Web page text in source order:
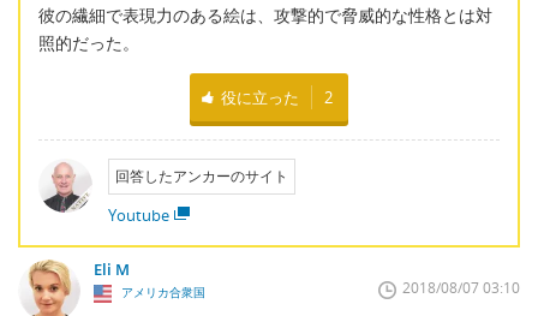
彼の繊細で表現力のある絵は、攻撃的で脅威的な性格とは対
照的だった。
役に立った 2
回答したアンカーのサイト
Youtube
Eli M
アメリカ合衆国 2018/08/07 03:10